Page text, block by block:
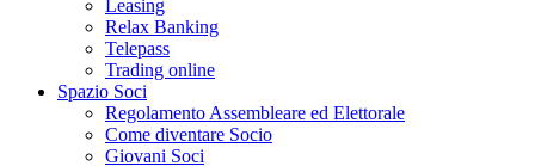
Leasing
Relax Banking
Telepass
Trading online
Spazio Soci
Regolamento Assembleare ed Elettorale
Come diventare Socio
Giovani Soci